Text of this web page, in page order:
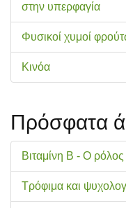
στην υπερφαγία
Φυσικοί χυμοί
Κινόα
Πρόσφατα
Βιταμίνη Β - Ο ρόλος
Τρόφιμα και